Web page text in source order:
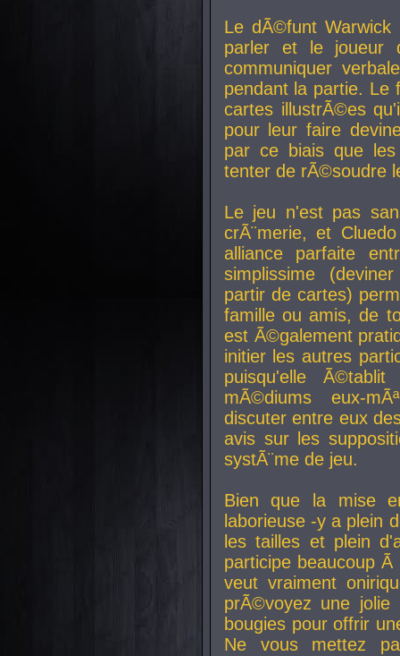
Le dÃ©funt Warwick
parler et le joueur
communiquer
pendant la partie. Le
cartes illustrÃ©es
pour leur faire
par ce biais que
tenter de rÃ©soudre
Le jeu n'est pas
crÃ¨merie, et
alliance parfaite
simplissime
partir de cartes)
famille ou amis, de
est Ã©galement
initier les autres
puisqu'elle
mÃ©diums eux-
discuter entre eux
avis sur les
systÃ¨me de jeu.
Bien que la mise
laborieuse -y a plein
les tailles et plein
participe beaucoup
veut vraiment
prÃ©voyez une
bougies pour offrir
Ne vous mettez